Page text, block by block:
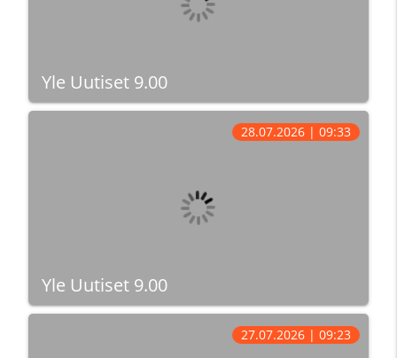
Yle Uutiset 9.00
Yle Uutiset 9.00
28.07.2026 | 09:33
27.07.2026 | 09:23